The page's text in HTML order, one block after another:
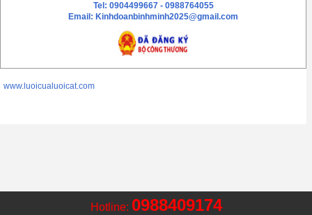
0988409174
Tel: 0904499667 - 0988764055
Email: Kinhdoanbinhminh2025@gmail.com
www.luoicualuoicat.com